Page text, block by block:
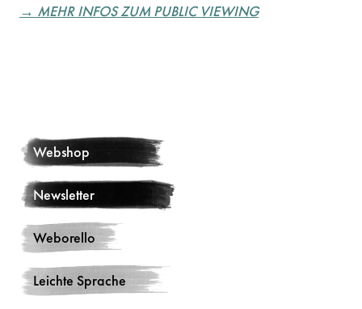
Webshop
Newsletter
Weborello
Leichte Sprache
→ MEHR INFOS ZUM PUBLIC VIEWING